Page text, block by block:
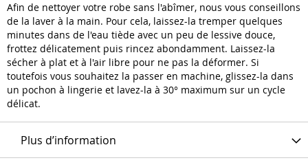
Afin de nettoyer votre robe sans l'abîmer, nous vous conseillons
de la laver à la main. Pour cela, laissez-la tremper quelques
minutes dans de l'eau tiède avec un peu de lessive douce,
frottez délicatement puis rincez abondamment. Laissez-la
sécher à plat et à l'air libre pour ne pas la déformer. Si
toutefois vous souhaitez la passer en machine, glissez-la dans
un pochon à lingerie et lavez-la à 30° maximum sur un cycle
délicat.
Plus d’information